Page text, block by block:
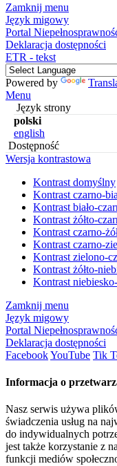
Zamknij menu
Język migowy
Portal
Deklaracja dostępności
ETR - tekst
Powered by
Menu
Język strony
polski
english
Dostępność
Wersja kontrastowa
Kontrast domyślny
Kontrast czarno-
Kontrast biało-
Kontrast żółto-
Kontrast czarno-
Kontrast czarno-
Kontrast zielono-
Kontrast żółto-
Kontrast
Zamknij menu
Język migowy
Portal
Deklaracja dostępności
FacebookYouTube Tik
Informacja o
Nasz serwis używa
świadczenia usług na
do indywidualnych
jest także korzystanie z
funkcji mediów